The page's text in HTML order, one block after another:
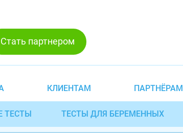
Стать партнером
КЛИЕНТАМ ПАРТНЁРАМ
ТЕСТЫ ТЕСТЫ ДЛЯ БЕРЕМЕННЫХ